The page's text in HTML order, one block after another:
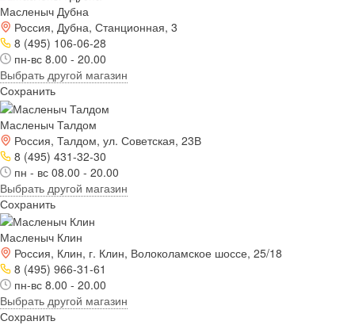
Масленыч Дубна
Россия, Дубна, Станционная, 3
8 (495) 106-06-28
пн-вс 8.00 - 20.00
Выбрать другой магазин
Сохранить
Масленыч Талдом
Россия, Талдом, ул. Советская, 23В
8 (495) 431-32-30
пн - вс 08.00 - 20.00
Выбрать другой магазин
Сохранить
Масленыч Клин
Россия, Клин, г. Клин, Волоколамское шоссе, 25/18
8 (495) 966-31-61
пн-вс 8.00 - 20.00
Выбрать другой магазин
Сохранить